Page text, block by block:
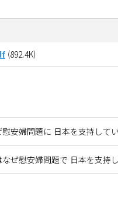
(892.4K)
安婦問題に 日本を支持して
なぜ慰安婦問題で 日本を支持